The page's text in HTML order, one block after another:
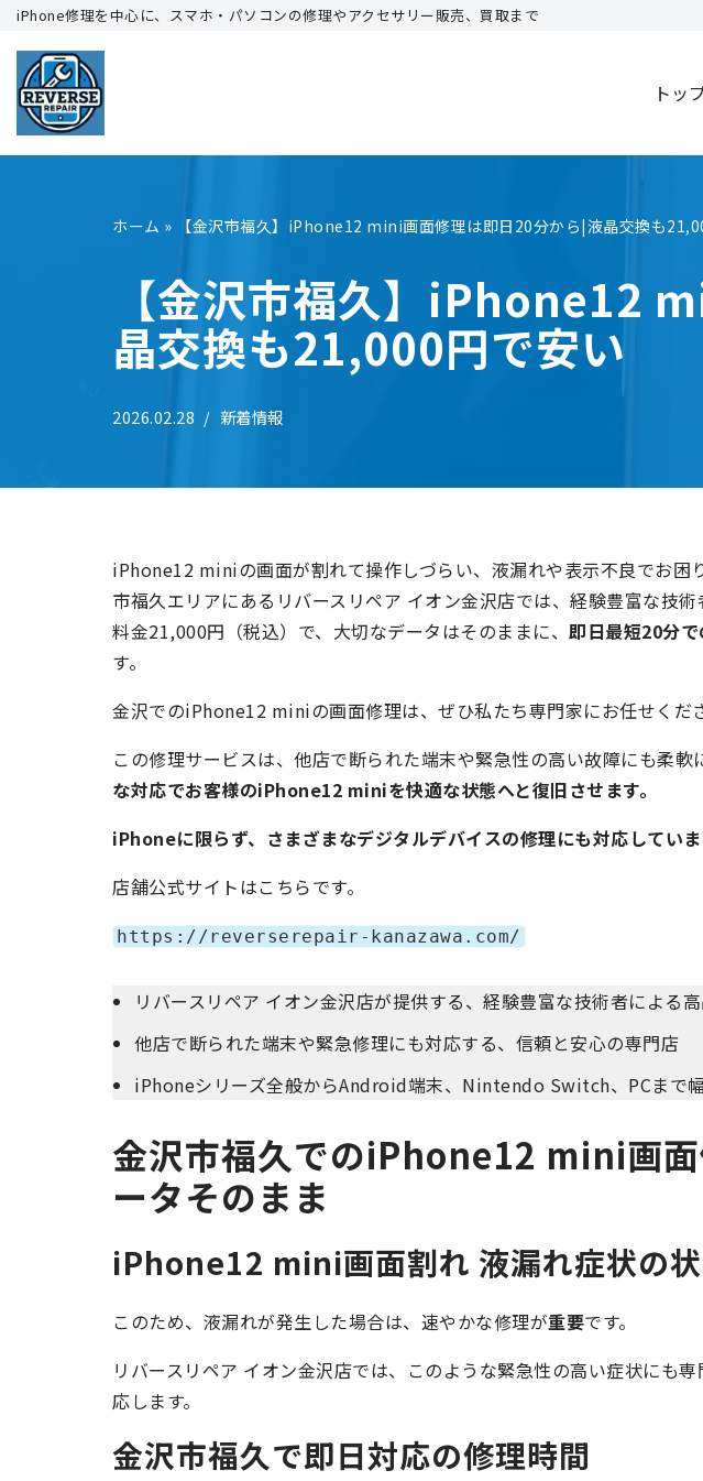
コ
ン
テ
ン
iPhone修理を中心に、スマホ・パソコンの修理やアクセサリー販売、買取まで
トッ
ホーム » 【金沢市福久】iPhone12 mini画面修理は即日20分から|液晶交換も
【金沢市福久】iPhone12
晶交換も21,000円で安い
2026.02.28 新着情報
iPhone12 miniの画面が割れて操作しづらい、液漏れや表示不良でお困
市福久エリアにあるリバースリペア イオン金沢店では、経験豊富な技術
料金21,000円（税込）で、大切なデータはそのままに、 即日最短20分
す。
金沢でのiPhone12 miniの画面修理は、ぜひ私たち専門家にお任せくだ
この修理サービスは、他店で断られた端末や緊急性の高い故障にも柔軟
な対応でお客様のiPhone12 miniを快適な状態へと復旧させます。
iPhoneに限らず、さまざまなデジタルデバイスの修理にも対応していま
店舗公式サイトはこちらです。
https://reverserepair-kanazawa.com/
リバースリペア イオン金沢店が提供する、経験豊富な技術者による
他店で断られた端末や緊急修理にも対応する、信頼と安心の専門店
iPhoneシリーズ全般からAndroid端末、Nintendo Switch、PCまで
金沢市福久でのiPhone12 mini画
ータそのまま
iPhone12 mini画面割れ 液漏れ症状の
このため、液漏れが発生した場合は、速やかな修理が重要です。
リバースリペア イオン金沢店では、このような緊急性の高い症状にも
応します。
金沢市福久で即日対応の修理時間